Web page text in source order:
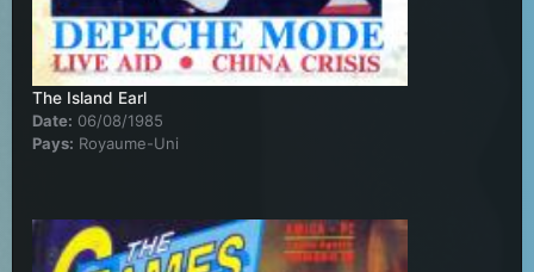
The Island Earl
Date: 06/08/1985
Pays: Royaume-Uni